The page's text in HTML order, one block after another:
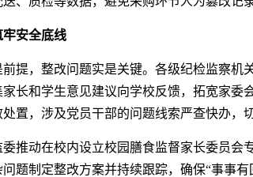
牢安全底线
前提，整改问题实是关键。各级纪检监察
长和学生意见建议向学校反馈，拓宽家
置，涉及党员干部的问题线索严查快办，
推动在校内设立校园膳食监督家长委员会
题制定整改方案并持续跟踪，确保“事事有